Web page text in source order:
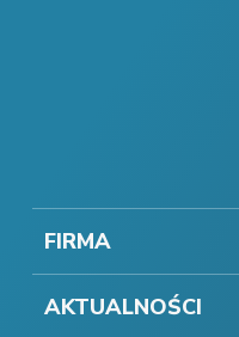
FIRMA
AKTUALNOŚCI